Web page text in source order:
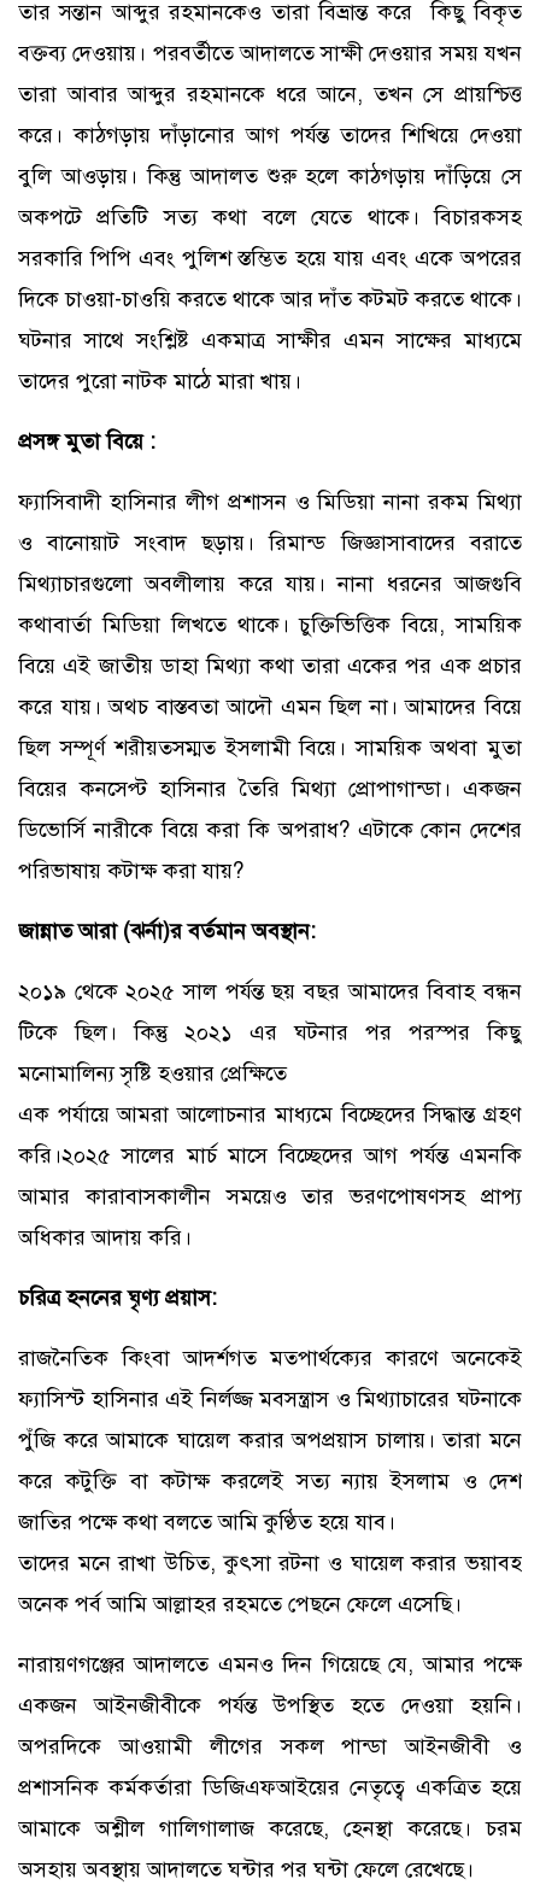
তার সন্তান আব্দুর রহমানকেও তারা বিভ্রান্ত করে কিছু বিকৃত
বক্তব্য দেওয়ায়। পরবর্তীতে আদালতে সাক্ষী দেওয়ার সময় যখন
তারা আবার আব্দুর রহমানকে ধরে আনে, তখন সে প্রায়শ্চিত্ত
করে। কাঠগড়ায় দাঁড়ানোর আগ পর্যন্ত তাদের শিখিয়ে দেওয়া
বুলি আওড়ায়। কিন্তু আদালত শুরু হলে কাঠগড়ায় দাঁড়িয়ে সে
অকপটে প্রতিটি সত্য কথা বলে যেতে থাকে। বিচারকসহ
সরকারি পিপি এবং পুলিশ স্তম্ভিত হয়ে যায় এবং একে অপরের
দিকে চাওয়া-চাওয়ি করতে থাকে আর দাঁত কটমট করতে থাকে।
ঘটনার সাথে সংশ্লিষ্ট একমাত্র সাক্ষীর এমন সাক্ষের মাধ্যমে
তাদের পুরো নাটক মাঠে মারা খায়।
প্রসঙ্গ মুতা বিয়ে :
ফ্যাসিবাদী হাসিনার লীগ প্রশাসন ও মিডিয়া নানা রকম মিথ্যা
ও বানোয়াট সংবাদ ছড়ায়। রিমান্ড জিজ্ঞাসাবাদের বরাতে
মিথ্যাচারগুলো অবলীলায় করে যায়। নানা ধরনের আজগুবি
কথাবার্তা মিডিয়া লিখতে থাকে। চুক্তিভিত্তিক বিয়ে, সাময়িক
বিয়ে এই জাতীয় ডাহা মিথ্যা কথা তারা একের পর এক প্রচার
করে যায়। অথচ বাস্তবতা আদৌ এমন ছিল না। আমাদের বিয়ে
ছিল সম্পূর্ণ শরীয়তসম্মত ইসলামী বিয়ে। সাময়িক অথবা মুতা
বিয়ের কনসেপ্ট হাসিনার তৈরি মিথ্যা প্রোপাগান্ডা। একজন
ডিভোর্সি নারীকে বিয়ে করা কি অপরাধ? এটাকে কোন দেশের
পরিভাষায় কটাক্ষ করা যায়?
জান্নাত আরা (ঝর্না)র বর্তমান অবস্থান:
২০১৯ থেকে ২০২৫ সাল পর্যন্ত ছয় বছর আমাদের বিবাহ বন্ধন
টিকে ছিল। কিন্তু ২০২১ এর ঘটনার পর পরস্পর কিছু
মনোমালিন্য সৃষ্টি হওয়ার প্রেক্ষিতে
এক পর্যায়ে আমরা আলোচনার মাধ্যমে বিচ্ছেদের সিদ্ধান্ত গ্রহণ
করি।২০২৫ সালের মার্চ মাসে বিচ্ছেদের আগ পর্যন্ত এমনকি
আমার কারাবাসকালীন সময়েও তার ভরণপোষণসহ প্রাপ্য
অধিকার আদায় করি।
চরিত্র হননের ঘৃণ্য প্রয়াস:
রাজনৈতিক কিংবা আদর্শগত মতপার্থক্যের কারণে অনেকেই
ফ্যাসিস্ট হাসিনার এই নির্লজ্জ মবসন্ত্রাস ও মিথ্যাচারের ঘটনাকে
পুঁজি করে আমাকে ঘায়েল করার অপপ্রয়াস চালায়। তারা মনে
করে কটুক্তি বা কটাক্ষ করলেই সত্য ন্যায় ইসলাম ও দেশ
জাতির পক্ষে কথা বলতে আমি কুণ্ঠিত হয়ে যাব।
তাদের মনে রাখা উচিত, কুৎসা রটনা ও ঘায়েল করার ভয়াবহ
অনেক পর্ব আমি আল্লাহর রহমতে পেছনে ফেলে এসেছি।
নারায়ণগঞ্জের আদালতে এমনও দিন গিয়েছে যে, আমার পক্ষে
একজন আইনজীবীকে পর্যন্ত উপস্থিত হতে দেওয়া হয়নি।
অপরদিকে আওয়ামী লীগের সকল পান্ডা আইনজীবী ও
প্রশাসনিক কর্মকর্তারা ডিজিএফআইয়ের নেতৃত্বে একত্রিত হয়ে
আমাকে অশ্লীল গালিগালাজ করেছে, হেনস্থা করেছে। চরম
অসহায় অবস্থায় আদালতে ঘন্টার পর ঘন্টা ফেলে রেখেছে।